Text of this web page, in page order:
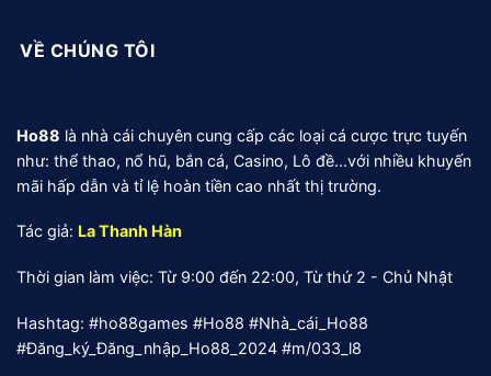
VỀ CHÚNG TÔI
Ho88 là nhà cái chuyên cung cấp các loại cá cược trực tuyến
như: thể thao, nổ hũ, bắn cá, Casino, Lô đề...với nhiều khuyến
mãi hấp dẫn và tỉ lệ hoàn tiền cao nhất thị trường.
Tác giả: La Thanh Hàn
Thời gian làm việc: Từ 9:00 đến 22:00, Từ thứ 2 - Chủ Nhật
Hashtag: #ho88games #Ho88 #Nhà_cái_Ho88
#Đăng_ký_Đăng_nhập_Ho88_2024 #m/033_l8